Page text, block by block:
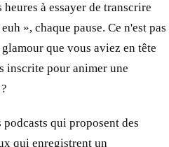
heures à essayer de transcrire
», chaque pause. Ce n'est pas
que vous aviez en tête
inscrite pour animer une
qui proposent des
qui enregistrent un